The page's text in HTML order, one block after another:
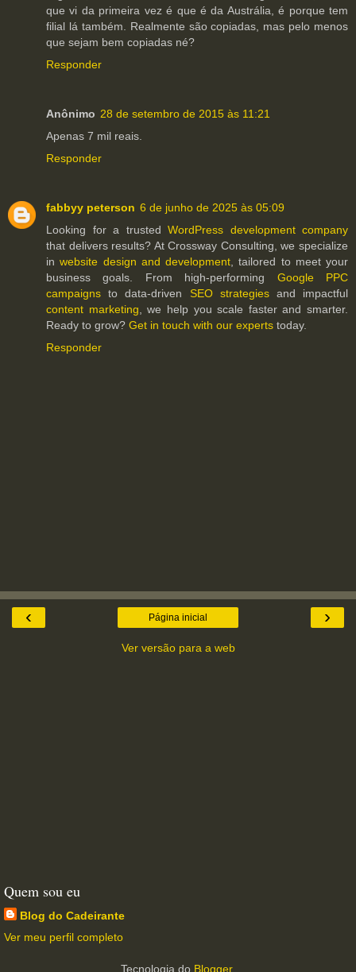
que vi da primeira vez é que é da Austrália, é porque tem
filial lá também. Realmente são copiadas, mas pelo menos
que sejam bem copiadas né?
Responder
Anônimo 28 de setembro de 2015 às 11:21
Apenas 7 mil reais.
Responder
fabbyy peterson 6 de junho de 2025 às 05:09
Looking for a trusted WordPress development company
that delivers results? At Crossway Consulting, we specialize
inwebsite design and development , tailored to meet your
business goals. From high-performing Google PPC
campaigns to data-driven SEO strategiesand impactful
content marketing , we help you scale faster and smarter.
Ready to grow? Get in touch with our experts today.
Responder
‹ ›
Página inicial
Ver versão para a web
Quem sou eu
Blog do Cadeirante
Ver meu perfil completo
Tecnologia do Blogger.